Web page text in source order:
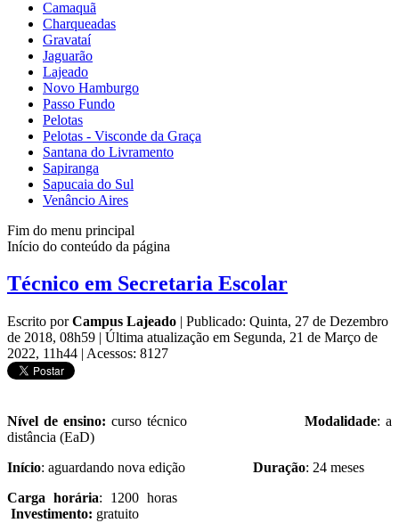
Camaquã
Charqueadas
Gravataí
Jaguarão
Lajeado
Novo Hamburgo
Passo Fundo
Pelotas
Pelotas - Visconde da Graça
Santana do Livramento
Sapiranga
Sapucaia do Sul
Venâncio Aires
Fim do menu principal
Início do conteúdo da página
Técnico em Secretaria Escolar
Escrito porCampus Lajeado | Publicado: Quinta, 27 de Dezembro
de 2018, 08h59 | Última atualização em Segunda, 21 de Março de
2022, 11h44 | Acessos: 8127
Nível de ensino: curso técnico Modalidade: a
distância (EaD)
Início: aguardando nova edição Duração: 24 meses
Carga horária: 1200 horas
Investimento: gratuito